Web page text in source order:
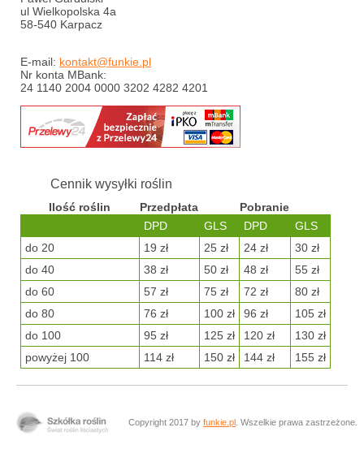
ul Wielkopolska 4a
58-540 Karpacz
E-mail: kontakt@funkie.pl
Nr konta MBank:
24 1140 2004 0000 3202 4282 4201
Cennik wysyłki roślin
Ilość roślin Przedpłata
Pobranie
DPD
GLS DPD
GLS
do 20
19 zł 25 zł 24 zł
30 zł
do 40
38 zł 50 zł 48 zł
55 zł
do 60
57 zł 75 zł 72 zł
80 zł
do 80
76 zł 100 zł 96 zł
105 zł
do 100
95 zł 125 zł 120 zł
130 zł
powyżej 100
114 zł 150 zł 144 zł 155 zł
Copyright 2017 by funkie.pl . Wszelkie prawa zastrzeżone.